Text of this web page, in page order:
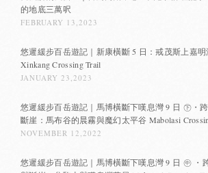
的地底三萬呎
FEBRUARY 13,2023
悠遲緩步百岳遊記｜新康橫斷 5 日：戒茂斯上嘉
Xinkang Crossing Trail
JANUARY 23,2023
悠遲緩步百岳遊記｜馬博橫斷下嘆息灣 9 日 ㊦・
斷崖：馬布谷的晨霧與魔幻太平谷 Mabolasi
NOVEMBER 12,2022
悠遲緩步百岳遊記｜馬博橫斷下嘆息灣 9 日 ㊥ ・